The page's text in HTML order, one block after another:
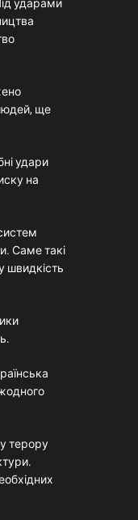
ударами
ще
удари
на
Саме такі
швидкість
терору